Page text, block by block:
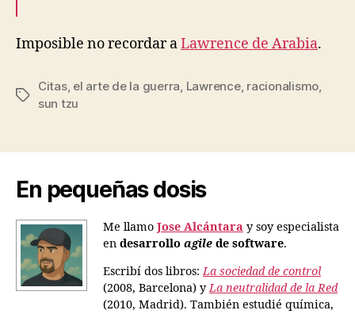
Imposible no recordar aLawrence de Arabia.
Etiquetas
Citas, el arte de la guerra, Lawrence, racionalismo,
sun tzu
En pequeñas dosis
Me llamo Jose Alcántara y soy especialista
en desarrollo agile de software.
Escribí dos libros:La sociedad de control
(2008, Barcelona) yLa neutralidad de la Red
(2010, Madrid). También estudié química,